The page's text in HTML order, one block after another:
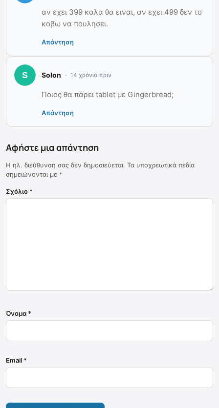
αν εχει 399 καλα θα ειναι, αν εχει 499 δεν το
κοβω να πουλησει.
Απάντηση
Solon 14 χρόνια πριν
Ποιος θα πάρει tablet με Gingerbread;
Απάντηση
Αφήστε μια απάντηση
Η ηλ. διεύθυνση σας δεν δημοσιεύεται. Τα υποχρεωτικά πεδία
σημειώνονται με *
Σχόλιο *
Όνομα *
Email *